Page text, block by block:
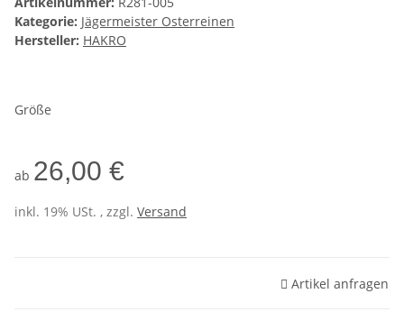
Kategorie: Jägermeister Osterreinen
Hersteller: HAKRO
Größe
ab 26,00 €
inkl. 19% USt. , zzgl. Versand
Artikel anfragen